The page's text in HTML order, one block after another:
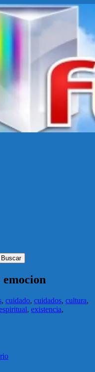
, cuidado, cuidados, cultura,
, existencia,